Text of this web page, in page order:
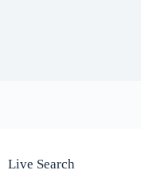
Live Search